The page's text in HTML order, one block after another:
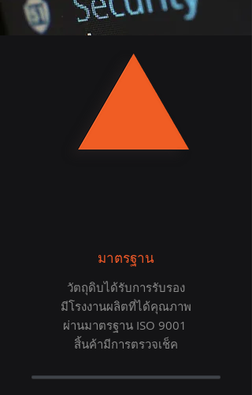
มาตรฐาน
วัตถุดิบได้รับการรับรอง
มีโรงงานผลิตที่ได้คุณภาพ
ผ่านมาตรฐาน ISO 9001
สิ้นค้ามีการตรวจเช็ค